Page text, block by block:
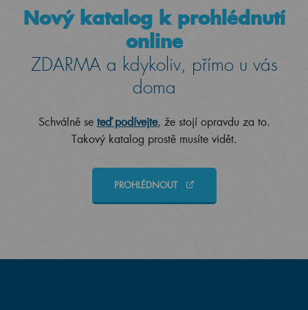
Nový katalog k prohlédnutí
online
ZDARMA a kdykoliv, přímo u vás
doma
Schválně se teď podívejte, že stojí opravdu za to.
Takový katalog prostě musíte vidět.
PROHLÉDNOUT